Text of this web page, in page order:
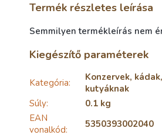
Termék részletes leírása
Semmilyen termékleírás nem
Kiegészítő paraméterek
Kategória:
Konzervek,
kutyáknak
Súly:
0.1 kg
EAN
vonalkód:
5350393002040